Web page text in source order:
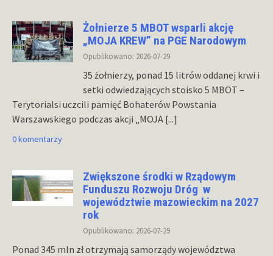
Żołnierze 5 MBOT wsparli akcję
„MOJA KREW” na PGE Narodowym
Opublikowano: 2026-07-29
35 żołnierzy, ponad 15 litrów oddanej krwi i
setki odwiedzających stoisko 5 MBOT –
Terytorialsi uczcili pamięć Bohaterów Powstania
Warszawskiego podczas akcji „MOJA [...]
0 komentarzy
Zwiększone środki w Rządowym
Funduszu Rozwoju Dróg w
województwie mazowieckim na 2027
rok
Opublikowano: 2026-07-29
Ponad 345 mln zł otrzymają samorządy województwa